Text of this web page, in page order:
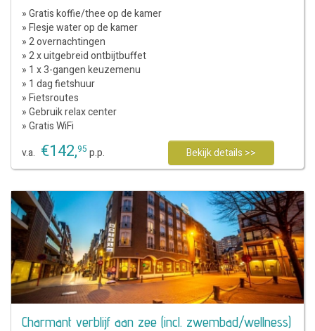
» Gratis koffie/thee op de kamer
» Flesje water op de kamer
» 2 overnachtingen
» 2 x uitgebreid ontbijtbuffet
» 1 x 3-gangen keuzemenu
» 1 dag fietshuur
» Fietsroutes
» Gebruik relax center
» Gratis WiFi
v.a. €142,95 p.p. Bekijk details >>
Charmant verblijf aan zee (incl. zwembad/wellness)